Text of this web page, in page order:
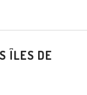
ÎLES DE